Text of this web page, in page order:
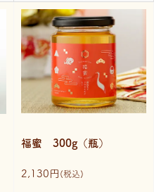
福蜜 300g（瓶）
2,130円 (税込)